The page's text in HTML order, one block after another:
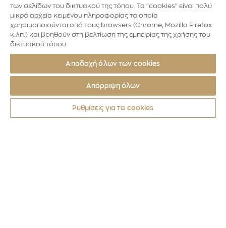
των σελίδων του δικτυακού της τόπου. Τα "cookies" είναι πολύ
μικρά αρχεία κειμένου πληροφορίας τα οποία
χρησιμοποιούνται από τους browsers (Chrome, Mozilla Firefox
κ.λπ.) και βοηθούν στη βελτίωση της εμπειρίας της χρήσης του
δικτυακού τόπου.
Αποδοχή όλων των cookies
Απόρριψη όλων
Ρυθμίσεις για τα cookies